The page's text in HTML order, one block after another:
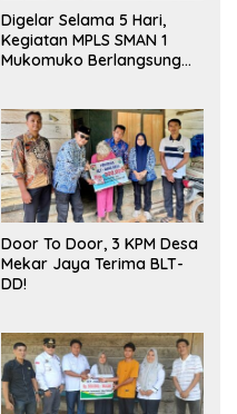
Digelar Selama 5 Hari,
Kegiatan MPLS SMAN 1
Mukomuko Berlangsung
Door To Door, 3 KPM Desa
Mekar Jaya Terima BLT-
DD!